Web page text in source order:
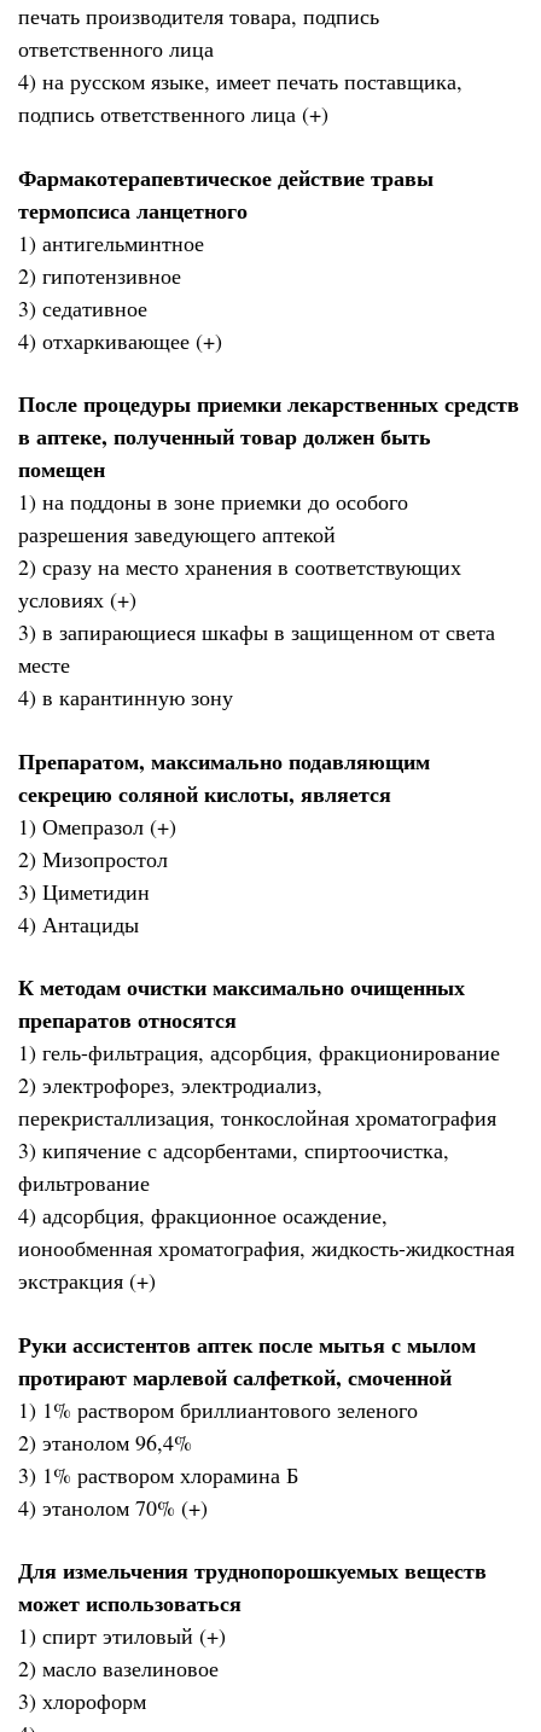
печать производителя товара, подпись
ответственного лица
4) на русском языке, имеет печать поставщика,
подпись ответственного лица (+)
Фармакотерапевтическое действие травы
термопсиса ланцетного
1) антигельминтное
2) гипотензивное
3) седативное
4) отхаркивающее (+)
После процедуры приемки лекарственных средств
в аптеке, полученный товар должен быть
помещен
1) на поддоны в зоне приемки до особого
разрешения заведующего аптекой
2) сразу на место хранения в соответствующих
условиях (+)
3) в запирающиеся шкафы в защищенном от света
месте
4) в карантинную зону
Препаратом, максимально подавляющим
секрецию соляной кислоты, является
1) Омепразол (+)
2) Мизопростол
3) Циметидин
4) Антациды
К методам очистки максимально очищенных
препаратов относятся
1) гель-фильтрация, адсорбция, фракционирование
2) электрофорез, электродиализ,
перекристаллизация, тонкослойная хроматография
3) кипячение с адсорбентами, спиртоочистка,
фильтрование
4) адсорбция, фракционное осаждение,
ионообменная хроматография, жидкость-жидкостная
экстракция (+)
Руки ассистентов аптек после мытья с мылом
протирают марлевой салфеткой, смоченной
1) 1% раствором бриллиантового зеленого
2) этанолом 96,4%
3) 1% раствором хлорамина Б
4) этанолом 70% (+)
Для измельчения труднопорошкуемых веществ
может использоваться
1) спирт этиловый (+)
2) масло вазелиновое
3) хлороформ